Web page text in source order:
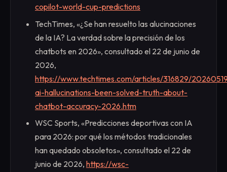
copilot-world-cup-predictions
TechTimes, «¿Se han resuelto las alucinaciones
de la IA? La verdad sobre la precisión de los
chatbots en 2026», consultado el 22 de junio de
2026,
https://www.techtimes.com/articles/316829/
ai-hallucinations-been-solved-truth-about-
chatbot-accuracy-2026.htm
WSC Sports, «Predicciones deportivas con IA
para 2026: por qué los métodos tradicionales
han quedado obsoletos», consultado el 22 de
junio de 2026, https://wsc-